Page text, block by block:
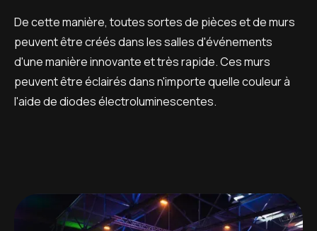
De cette manière, toutes sortes de pièces et de murs
peuvent être créés dans les salles d'événements
d'une manière innovante et très rapide. Ces murs
peuvent être éclairés dans n'importe quelle couleur à
l'aide de diodes électroluminescentes.